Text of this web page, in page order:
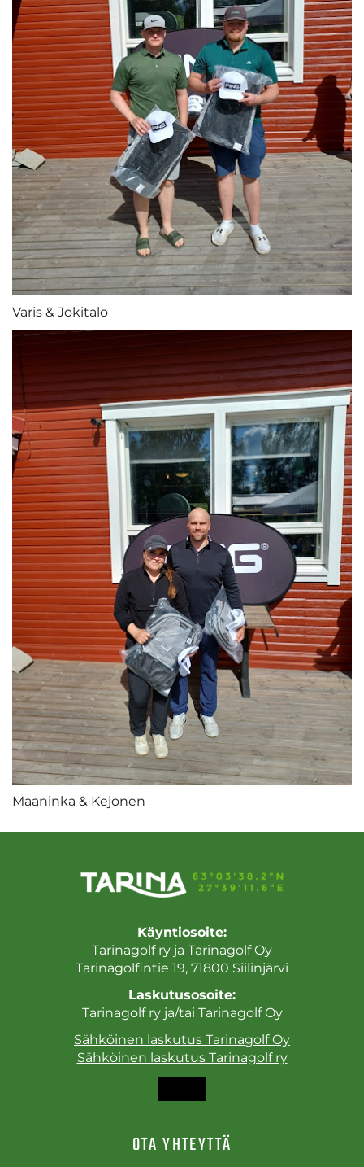
Varis & Jokitalo
Maaninka & Kejonen
Käyntiosoite:
Tarinagolf ry ja Tarinagolf Oy
Tarinagolfintie 19, 71800 Siilinjärvi
Laskutusosoite:
Tarinagolf ry ja/tai Tarinagolf Oy
Sähköinen laskutus Tarinagolf Oy
Sähköinen laskutus Tarinagolf ry
OTA YHTEYTTÄ